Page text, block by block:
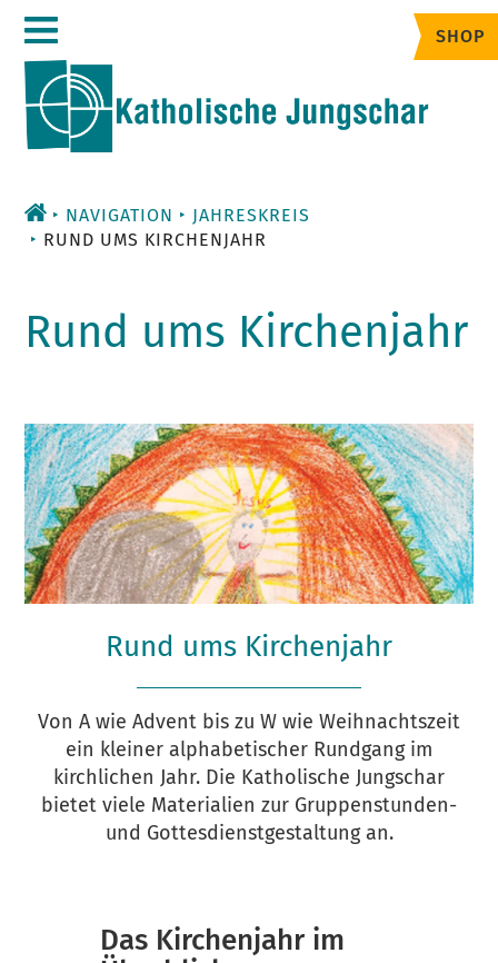
Zum
Inhalt
SHOP
NAVIGATION
JAHRESKREIS
RUND UMS KIRCHENJAHR
Rund ums Kirchenjahr
Rund ums Kirchenjahr
Von A wie Advent bis zu W wie Weihnachtszeit
ein kleiner alphabetischer Rundgang im
kirchlichen Jahr. Die Katholische Jungschar
bietet viele Materialien zur Gruppenstunden-
und Gottesdienstgestaltung an.
Das Kirchenjahr im